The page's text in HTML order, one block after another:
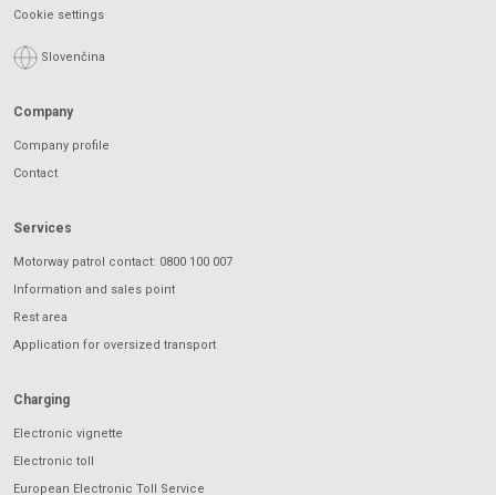
Cookie settings
Slovenčina
Company
Company profile
Contact
Services
Motorway patrol contact: 0800 100 007
Information and sales point
Rest area
Application for oversized transport
Charging
Electronic vignette
Electronic toll
European Electronic Toll Service